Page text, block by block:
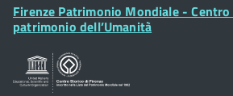
Posta Elettronica Certificata
Footer
Widget
Firenze Patrimonio Mondiale -
patrimonio dell’Umanità